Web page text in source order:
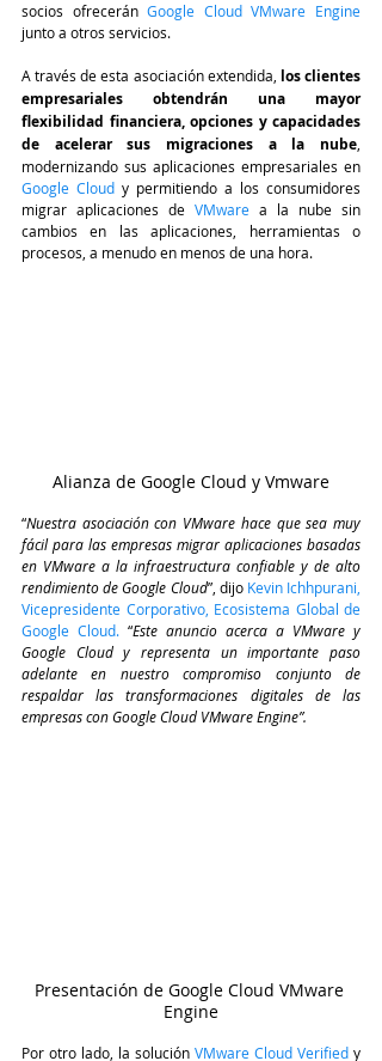
socios ofrecerán Google Cloud VMware Engine
junto a otros servicios.
A través de esta asociación extendida, los clientes
empresariales obtendrán una mayor
flexibilidad financiera, opciones y capacidades
de acelerar sus migraciones a la nube
modernizando sus aplicaciones empresariales en
Google Cloud y permitiendo a los consumidores
migrar aplicaciones de VMware a la nube sin
cambios en las aplicaciones, herramientas o
procesos, a menudo en menos de una hora.
Alianza de Google Cloud y Vmware
“Nuestra asociación con VMware hace que sea muy
fácil para las empresas migrar aplicaciones basadas
en VMware a la infraestructura confiable y de alto
rendimiento de Google Cloud”, dijo Kevin Ichhpurani,
Vicepresidente Corporativo, Ecosistema Global de
Google Cloud. “Este anuncio acerca a VMware y
Google Cloud y representa un importante paso
adelante en nuestro compromiso conjunto de
respaldar las transformaciones digitales de las
empresas con Google Cloud VMware Engine”.
Presentación de Google Cloud VMware
Engine
Por otro lado, la solución VMware Cloud Verified y